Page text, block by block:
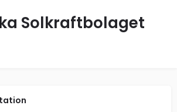
Solkraftbolaget